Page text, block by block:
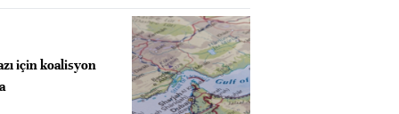
için koalisyon